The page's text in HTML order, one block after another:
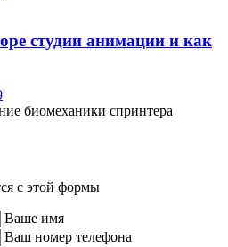
студии анимации и как
с этой формы
Ваше имя
Ваш номер телефона